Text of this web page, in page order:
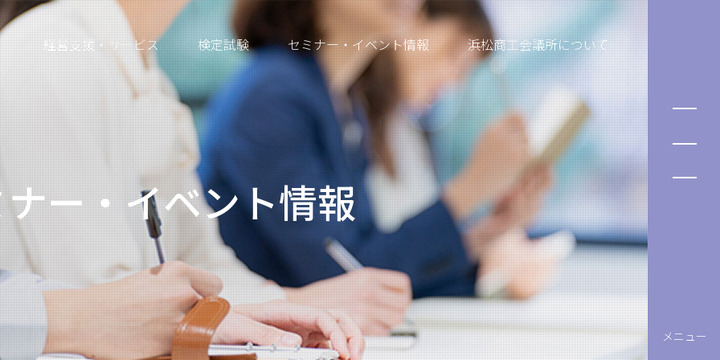
経営支援・サービス 検定試験 セミナー・イベント情報 浜松商工会議所について
メニュー
ー・イベント情報